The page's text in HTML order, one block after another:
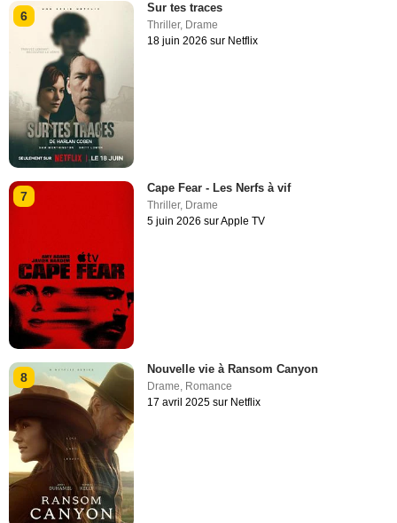
6
Sur tes traces
Thriller, Drame
18 juin 2026 sur Netflix
7
Cape Fear - Les Nerfs à vif
Thriller, Drame
5 juin 2026 sur Apple TV
8
Nouvelle vie à Ransom Canyon
Drame Romance
17 avril 2025 sur Netflix